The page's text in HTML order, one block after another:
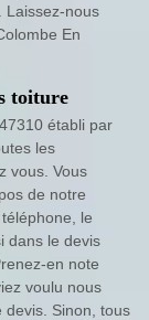
Laissez-nous
En
toiture
établi par
les
vous. Vous
de notre
le
dans le devis
en note
voulu nous
devis. Sinon, tous